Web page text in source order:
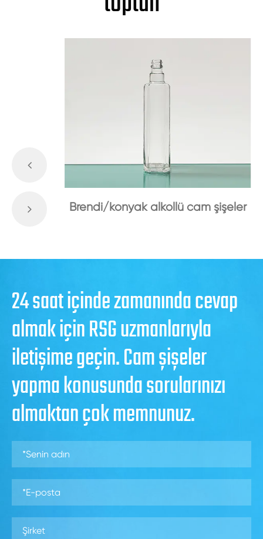
Brendi/konyak alkollü cam şişeler
24 saat içinde zamanında cevap
almak için RSG uzmanlarıyla
iletişime geçin. Cam şişeler
yapma konusunda sorularınızı
almaktan çok memnunuz.